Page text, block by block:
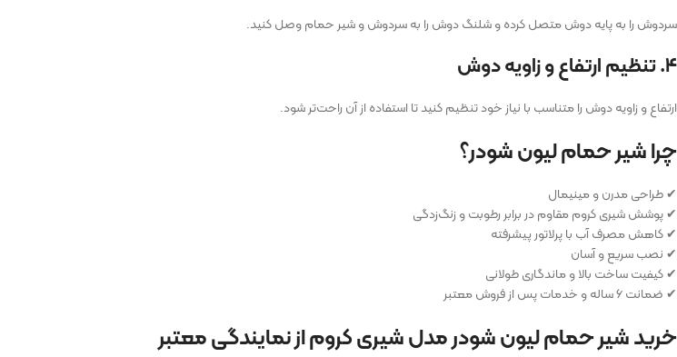
سردوش را به پایه دوش متصل کرده و شلنگ دوش را به سردوش و شیر حمام وصل کنید.
۴. تنظیم ارتفاع و زاویه دوش
ارتفاع و زاویه دوش را متناسب با نیاز خود تنظیم کنید تا استفاده از آن راحت‌تر شود.
چرا شیر حمام لیون شودر؟
✔ طراحی مدرن و مینیمال
✔ پوشش شیری کروم مقاوم در برابر رطوبت و زنگ‌زدگی
✔ کاهش مصرف آب با پرلاتور پیشرفته
✔ نصب سریع و آسان
✔ کیفیت ساخت بالا و ماندگاری طولانی
✔ ضمانت ۶ ساله و خدمات پس از فروش معتبر
خرید شیر حمام لیون شودر مدل شیری کروم از نمایندگی معتبر